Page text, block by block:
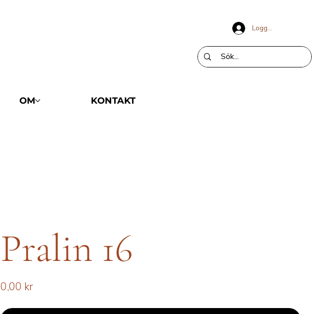
OM KONTAKT
Logga in
Pralin 16
Pris
0,00 kr